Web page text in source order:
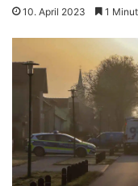
10. April 2023 1